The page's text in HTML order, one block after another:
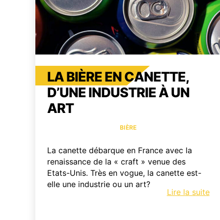
LA BIÈRE EN CANETTE,
D’UNE INDUSTRIE À UN
ART
BIÈRE
La canette débarque en France avec la
renaissance de la « craft » venue des
Etats-Unis. Très en vogue, la canette est-
elle une industrie ou un art?
Lire la suiteLa